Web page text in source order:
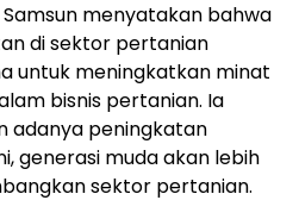
menyatakan bahwa
di sektor pertanian
untuk meningkatkan minat
bisnis pertanian. Ia
adanya peningkatan
generasi muda akan lebih
sektor pertanian.